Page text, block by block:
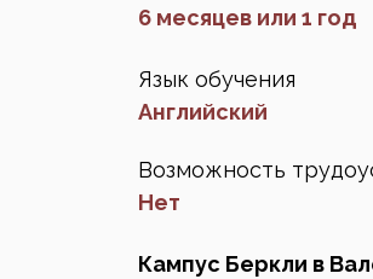
6 месяцев или 1 год
Язык обучения
Английский
Возможность
Нет
Кампус Беркли в